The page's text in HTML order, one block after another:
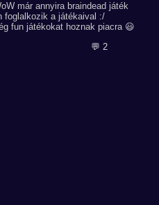
már annyira braindead játék
foglalkozik a játékaival :/
fun játékokat hoznak piacra 😃
💬 2